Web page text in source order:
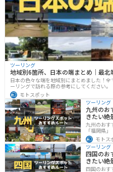
ツーリング
地域別6箇所、日本の端まとめ｜最
日本の色々な端を地域別にまとめました！
ーリングで訪れる際の参考にしてください。
モトスポット
ツーリング
九州のお
きたい絶
九州のおす
「福岡県
「宮崎都」
然豊かな山
楽しめるス
リングに行
モトス
ツーリング
四国のお
きたい絶
四国のおす